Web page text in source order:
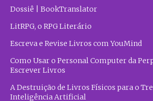
Dossiê | BookTranslator
LitRPG, o RPG Literário
Escreva e Revise Livros com YouMind
Como Usar o Personal Computer da
Escrever Livros
A Destruição de Livros Físicos para o
Inteligência Artificial